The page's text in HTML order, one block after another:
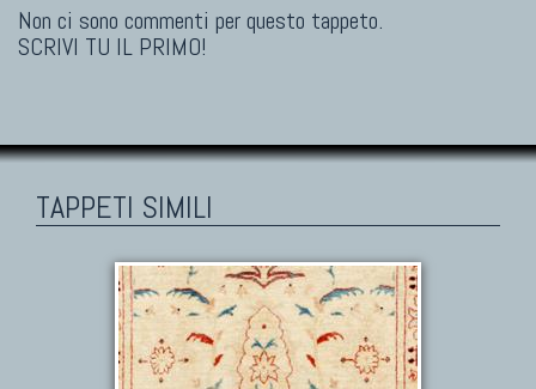
Non ci sono commenti per questo tappeto.
SCRIVI TU IL PRIMO!
TAPPETI SIMILI